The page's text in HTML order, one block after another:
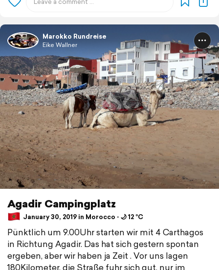
Marokko Rundreise
Eike Wallner
Agadir Campingplatz
January 30, 2019 in Morocco ⋅ 🌙 12 °C
Pünktlich um 9.00Uhr starten wir mit 4 Carthagos
in Richtung Agadir. Das hat sich gestern spontan
ergeben, aber wir haben ja Zeit . Vor uns lagen
180Kilometer, die Straße fuhr sich gut, nur im